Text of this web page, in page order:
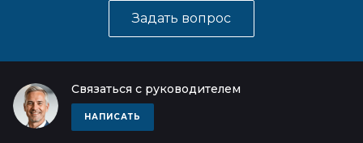
Задать вопрос
Связаться с руководителем
НАПИСАТЬ